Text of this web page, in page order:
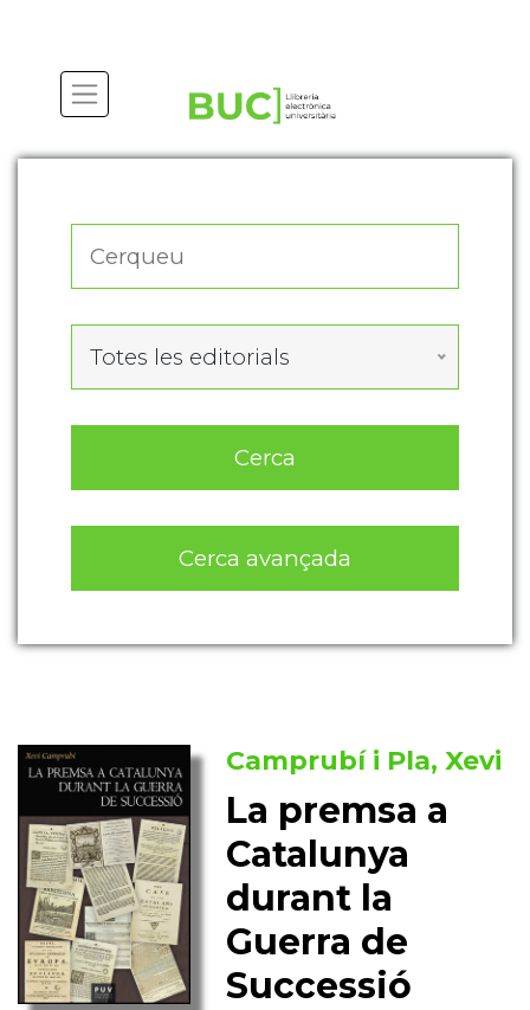
Totes les editorials
Cerca
Cerca avançada
Camprubí i Pla, Xevi
La premsa a
Catalunya
durant la
Guerra de
Successió